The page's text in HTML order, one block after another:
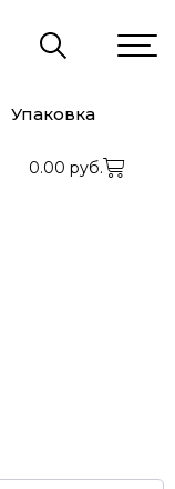
Упаковка
0.00руб.